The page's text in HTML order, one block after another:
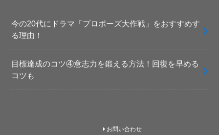
今の20代にドラマ「プロポーズ大作戦」をおすすめす
る理由！
目標達成のコツ④意志力を鍛える方法！回復を早める
コツも
お問い合わせ